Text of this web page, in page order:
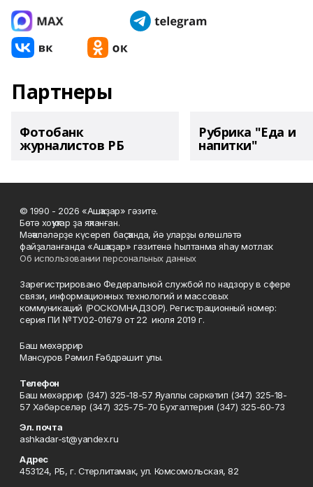
Партнеры
Фотобанк
журналистов РБ
Рубрика "Еда и
напитки"
© 1990 - 2026 «Ашҡаҙар» гәзите.
Бөтә хоҡуҡтар ҙа яҡланған.
Мәҡәләләрҙе күсереп баҫҡанда, йә уларҙы өлөшләтә
файҙаланғанда «Ашҡаҙар» гәзитенә һылтанма яһау мотлаҡ.
Об использовании персональных данных
Зарегистрировано Федеральной службой по надзору в сфере
связи, информационных технологий и массовых
коммуникаций (РОСКОМНАДЗОР). Регистрационный номер:
серия ПИ №ТУ02-01679 от 22 июля 2019 г.
Баш мөхәррир
Мансуров Рәмил Ғәбдрәшит улы.
Телефон
Баш мөхәррир (347) 325-18-57 Яуаплы сәркәтип (347) 325-18-
57 Хәбәрселәр (347) 325-75-70 Бухгалтерия (347) 325-60-73
Эл. почта
ashkadar-st@yandex.ru
Адрес
453124, РБ, г. Стерлитамак, ул. Комсомольская, 82